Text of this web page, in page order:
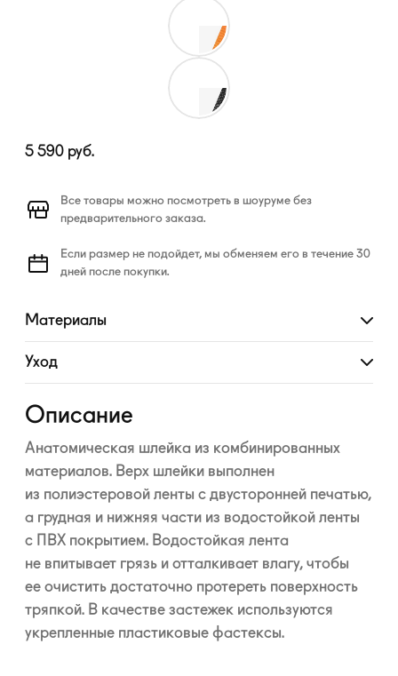
5 590 руб.
Все товары можно посмотреть в шоуруме без
предварительного заказа.
Если размер не подойдет, мы обменяем его в течение 30
дней после покупки.
Материалы
Развернуть
Уход
Развернуть
Описание
Анатомическая шлейка из комбинированных
материалов. Верх шлейки выполнен
из полиэстеровой ленты с двусторонней печатью,
а грудная и нижняя части из водостойкой ленты
с ПВХ покрытием. Водостойкая лента
не впитывает грязь и отталкивает влагу, чтобы
ее очистить достаточно протереть поверхность
тряпкой. В качестве застежек используются
укрепленные пластиковые фастексы.